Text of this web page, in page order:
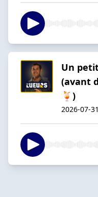
Un
(avant
🍹)
2026-07-31